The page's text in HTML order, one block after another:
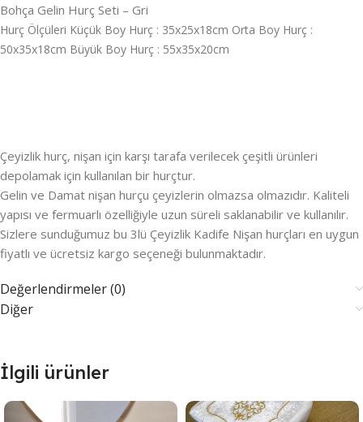
Bohça Gelin Hurç Seti – Gri
Hurç Ölçüleri Küçük Boy Hurç : 35x25x18cm Orta Boy Hurç :
50x35x18cm Büyük Boy Hurç : 55x35x20cm
Çeyizlik hurç, nişan için karşı tarafa verilecek çeşitli ürünleri
depolamak için kullanılan bir hurçtur.
Gelin ve Damat nişan hurçu çeyizlerin olmazsa olmazıdır. Kaliteli
yapısı ve fermuarlı özelliğiyle uzun süreli saklanabilir ve kullanılır.
Sizlere sunduğumuz bu 3lü Çeyizlik Kadife Nişan hurçları en uygun
fiyatlı ve ücretsiz kargo seçeneği bulunmaktadır.
Değerlendirmeler (0)
Diğer
İlgili ürünler